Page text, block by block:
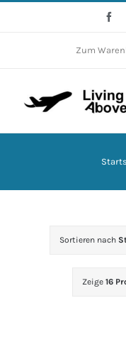
Zum
Sortieren nach
Zeige 16